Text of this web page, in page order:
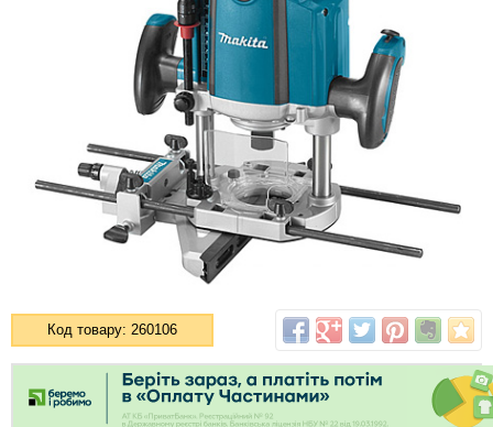
Код товару: 260106